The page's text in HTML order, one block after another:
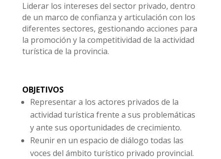
Liderar los intereses del sector privado, dentro
de un marco de confianza y articulación con los
diferentes sectores, gestionando acciones para
la promoción y la competitividad de la actividad
turística de la provincia.
OBJETIVOS
Representar a los actores privados de la
actividad turística frente a sus problemáticas
y ante sus oportunidades de crecimiento.
Reunir en un espacio de diálogo todas las
voces del ámbito turístico privado provincial.